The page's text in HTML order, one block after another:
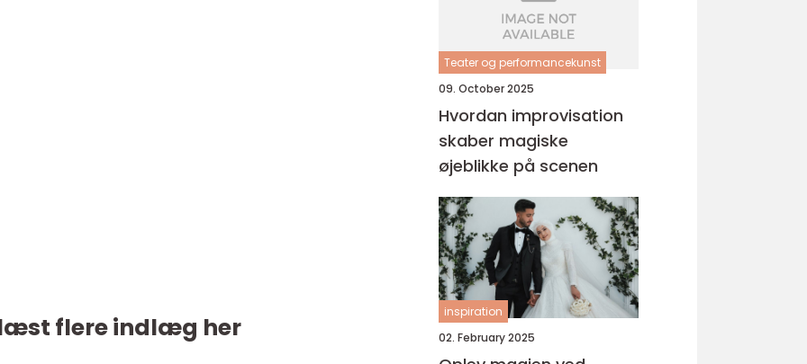
flere indlæg her
Teater og performancekunst
09. October 2025
Hvordan improvisation
skaber magiske
øjeblikke på scenen
inspiration
02. February 2025